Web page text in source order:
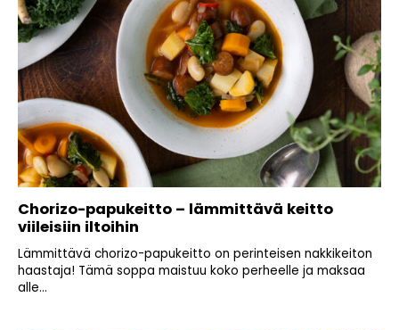
Chorizo-papukeitto – lämmittävä keitto
viileisiin iltoihin
Lämmittävä chorizo-papukeitto on perinteisen nakkikeiton
haastaja! Tämä soppa maistuu koko perheelle ja maksaa
alle...